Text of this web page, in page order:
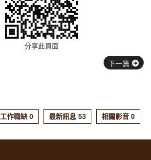
分享此頁面
下一篇
工作職缺 0 最新訊息 53 相關影音 0